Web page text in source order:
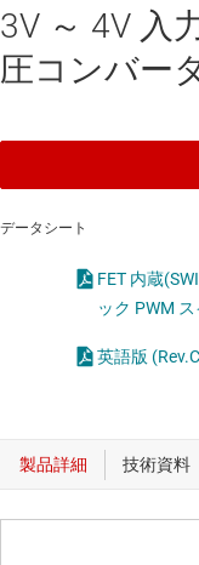
3V ～ 4V 入
圧コンバー
データシート
FET 内蔵
ック PWM
英語版